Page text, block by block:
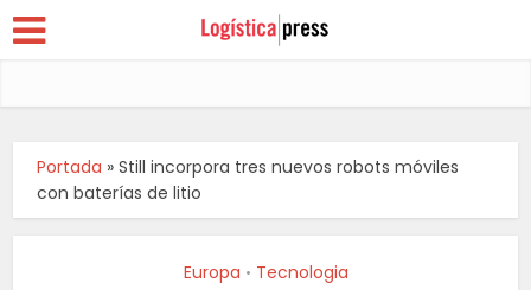
Portada »Still incorpora tres nuevos robots móviles
con baterías de litio
Europa • Tecnologia